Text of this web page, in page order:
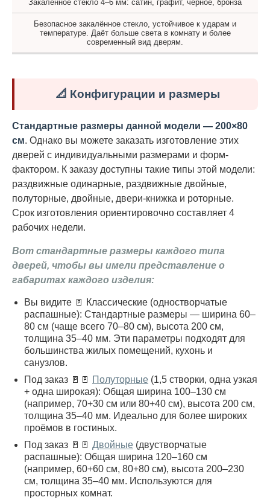
Закалённое стекло 4–6 мм: сатин, графит, чёрное, бронза
Безопасное закалённое стекло, устойчивое к ударам и
температуре. Даёт больше света в комнату и более
современный вид дверям.
📐 Конфигурации и размеры
Стандартные размеры данной модели — 200×80
см. Однако вы можете заказать изготовление этих
дверей с индивидуальными размерами и форм-
фактором. К заказу доступны такие типы этой модели:
раздвижные одинарные, раздвижные двойные,
полуторные, двойные, двери-книжка и роторные.
Срок изготовления ориентировочно составляет 4
рабочих недели.
Вот стандартные размеры каждого типа
дверей, чтобы вы имели представление о
габаритах каждого изделия:
Вы видите 🚪 Классические (одностворчатые
распашные): Стандартные размеры — ширина 60–
80 см (чаще всего 70–80 см), высота 200 см,
толщина 35–40 мм. Эти параметры подходят для
большинства жилых помещений, кухонь и
санузлов.
Под заказ 🚪🚪 Полуторные (1,5 створки, одна узкая
+ одна широкая): Общая ширина 100–130 см
(например, 70+30 см или 80+40 см), высота 200 см,
толщина 35–40 мм. Идеально для более широких
проёмов в гостиных.
Под заказ 🚪🚪 Двойные (двустворчатые
распашные): Общая ширина 120–160 см
(например, 60+60 см, 80+80 см), высота 200–230
см, толщина 35–40 мм. Используются для
просторных комнат.